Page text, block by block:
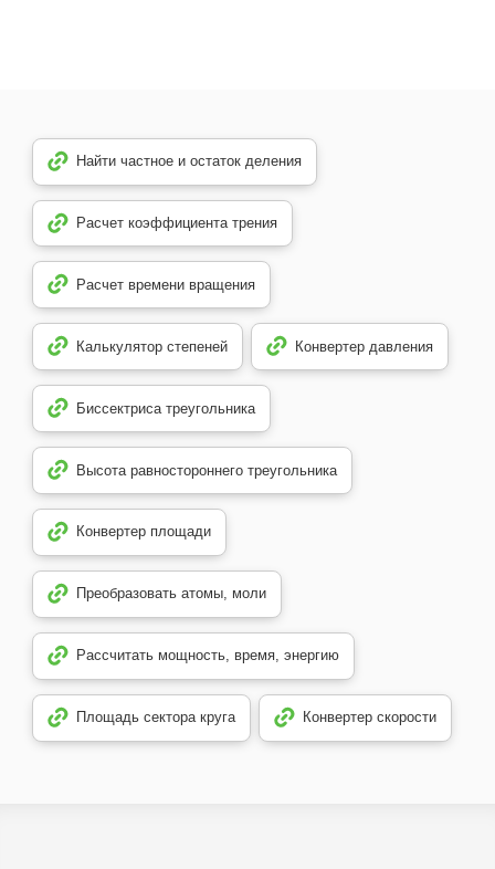
Найти частное и остаток деления
Расчет коэффициента трения
Расчет времени вращения
Калькулятор степеней Конвертер давления
Биссектриса треугольника
Высота равностороннего треугольника
Конвертер площади
Преобразовать атомы, моли
Рассчитать мощность, время, энергию
Площадь сектора круга Конвертер скорости